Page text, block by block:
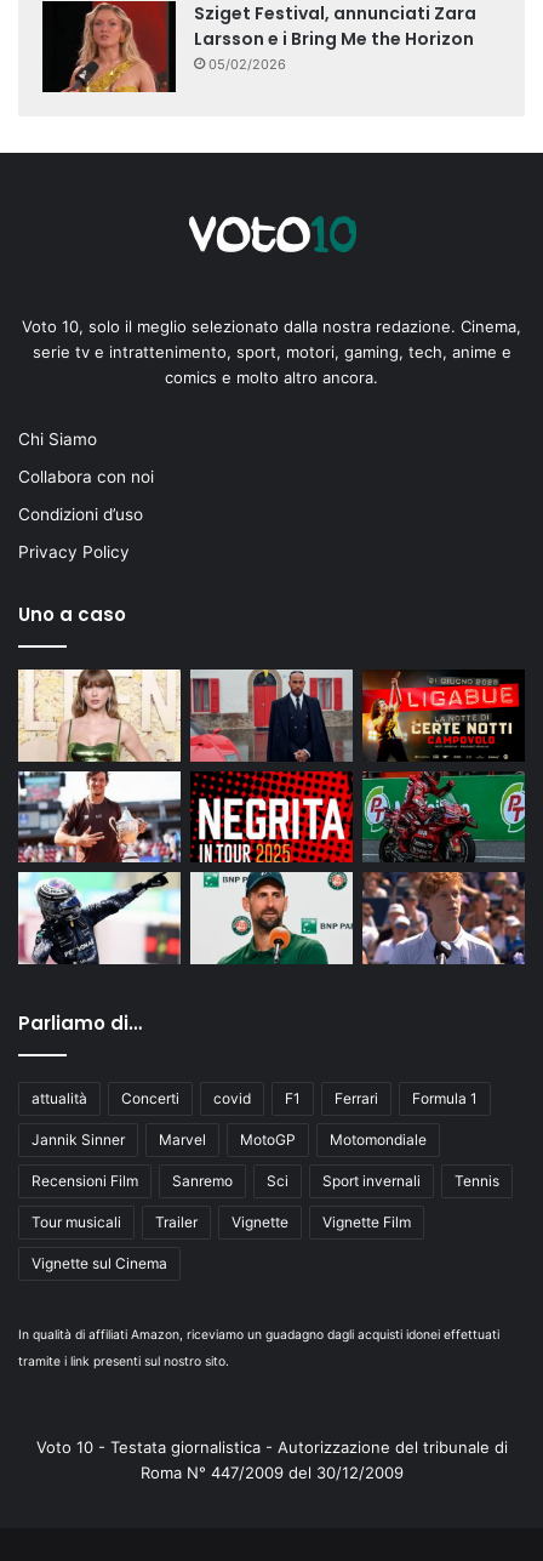
Sziget Festival, annunciati Zara
Larsson e i Bring Me the Horizon
05/02/2026
Voto 10, solo il meglio selezionato dalla nostra redazione. Cinema,
serie tv e intrattenimento, sport, motori, gaming, tech, anime e
comics e molto altro ancora.
Chi Siamo
Collabora con noi
Condizioni d’uso
Privacy Policy
Uno a caso
Parliamo di…
attualità Concerti covid F1 Ferrari Formula 1
Jannik Sinner Marvel MotoGP Motomondiale
Recensioni Film Sanremo Sci Sport invernali Tennis
Tour musicali Trailer Vignette Vignette Film
Vignette sul Cinema
In qualità di affiliati Amazon, riceviamo un guadagno dagli acquisti idonei effettuati
tramite i link presenti sul nostro sito.
Voto 10 - Testata giornalistica - Autorizzazione del tribunale di
Roma N° 447/2009 del 30/12/2009